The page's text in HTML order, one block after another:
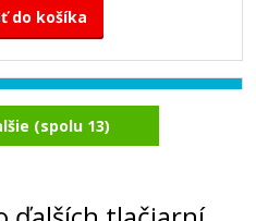
do košíka
s Brother LC-1240C
(spolu 13)